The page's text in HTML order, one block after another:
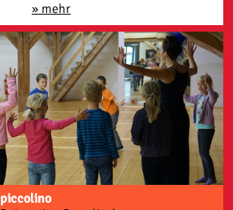
» mehr
piccolino